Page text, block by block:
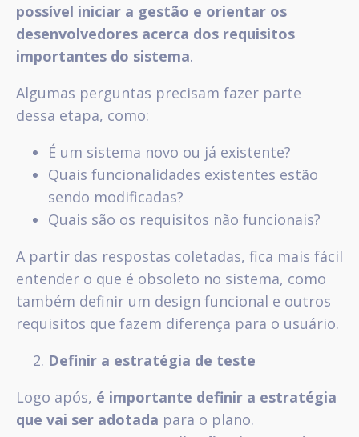
possível iniciar a gestão e orientar os
desenvolvedores acerca dos requisitos
importantes do sistema.
Algumas perguntas precisam fazer parte
dessa etapa, como:
É um sistema novo ou já existente?
Quais funcionalidades existentes estão
sendo modificadas?
Quais são os requisitos não funcionais?
A partir das respostas coletadas, fica mais fácil
entender o que é obsoleto no sistema, como
também definir um design funcional e outros
requisitos que fazem diferença para o usuário.
Definir a estratégia de teste
Logo após, é importante definir a estratégia
que vai ser adotada para o plano.